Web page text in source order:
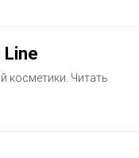
Line
косметики. Читать